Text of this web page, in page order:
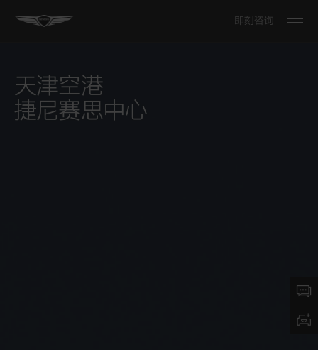
即刻咨询
Open
天津空港
捷尼赛思中心